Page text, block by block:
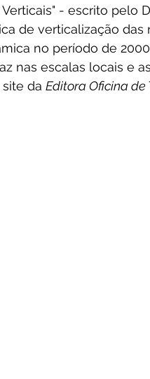
Verticais" - escrito pelo
de verticalização
no período de
nas escalas locais e
da Editora Oficina de